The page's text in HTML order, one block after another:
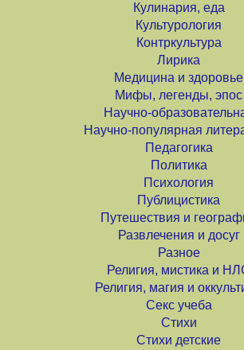
Кулинария, еда
Культурология
Контркультура
Лирика
Медицина и здоровье
Мифы, легенды, эпос
Научно-
Научно-популярная
Педагогика
Политика
Психология
Публицистика
Путешествия и
Развлечения и досуг
Разное
Религия, мистика и
Религия, магия и
Секс учеба
Стихи
Стихи детские